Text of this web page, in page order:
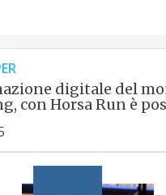
digitale del
con Horsa Run è